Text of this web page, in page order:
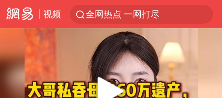
视频 全网热点 一网打尽